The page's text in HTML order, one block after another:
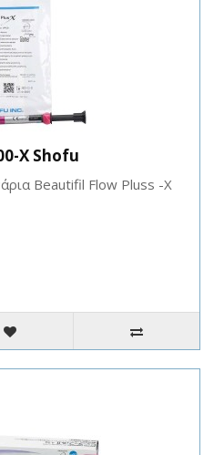
X Shofu
Beautifil Flow Pluss -X